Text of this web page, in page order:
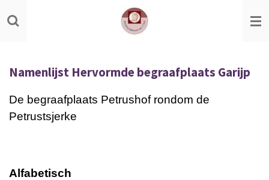
Ga
direct
hoofdinhoud
Namenlijst Hervormde begraafplaats Garijp
De begraafplaats Petrushof rondom de
Petrustsjerke
Alfabetisch